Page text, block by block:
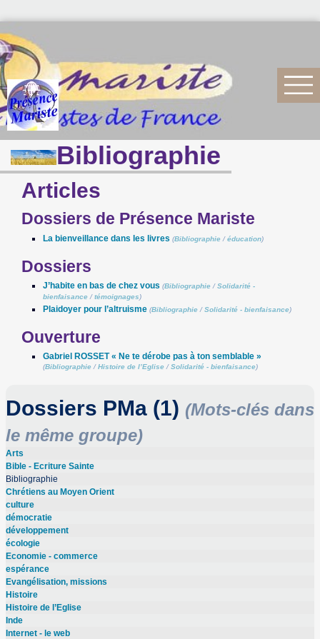
Bibliographie
Articles
Dossiers de Présence Mariste
La bienveillance dans les livres (Bibliographie /éducation)
Dossiers
J’habite en bas de chez vous (Bibliographie /Solidarité -
bienfaisance /témoignages)
Plaidoyer pour l’altruisme (Bibliographie /Solidarité - bienfaisance)
Ouverture
Gabriel ROSSET « Ne te dérobe pas à ton semblable »
(Bibliographie /Histoire de l’Eglise /Solidarité - bienfaisance)
Dossiers PMa (1) (Mots-clés dans
le même groupe)
Arts
Bible - Ecriture Sainte
Bibliographie
Chrétiens au Moyen Orient
culture
démocratie
développement
écologie
Economie - commerce
espérance
Evangélisation, missions
Histoire
Histoire de l’Eglise
Inde
Internet - le web